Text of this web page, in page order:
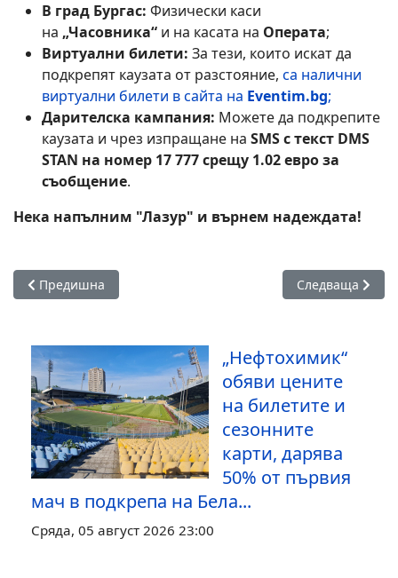
В град Бургас: Физически каси
на „Часовника“ и на касата на Операта;
Виртуални билети: За тези, които искат да
подкрепят каузата от разстояние, са налични
виртуални билети в сайта на Eventim.bg;
Дарителска кампания: Можете да подкрепите
каузата и чрез изпращане на SMS с текст DMS
STAN на номер 17 777 срещу 1.02 евро за
съобщение.
Нека напълним "Лазур" и върнем надеждата!
Предишна статия: Черноморец победи Спортист с 1:0 в
Предишна Следваща
Следваща
„Нефтохимик“
обяви цените
на билетите и
сезонните
карти, дарява
50% от първия
мач в подкрепа на Бела...
Сряда, 05 август 2026 23:00